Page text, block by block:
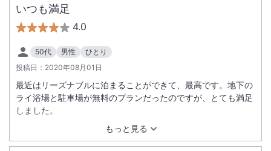
いつも満足
4.0
50代 男性
ひとり
投稿日： 2020年08月01日
もっと見る
最近はリーズナブルに泊まることができて、最高です。地下の
ライ浴場と駐車場が無料のプランだったのですが、とても満足
しました。